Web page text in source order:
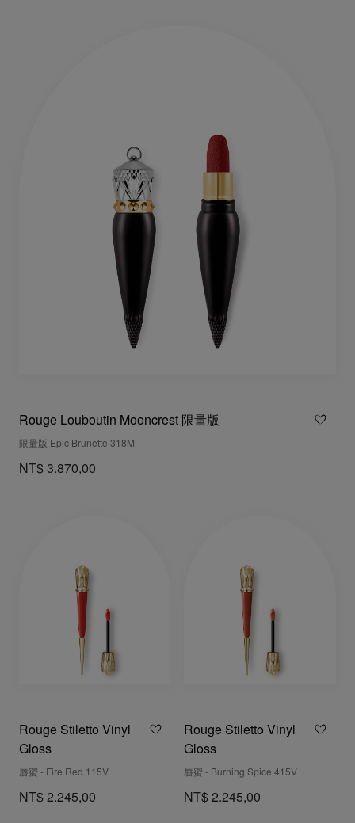
Rouge Louboutin Mooncrest 限量版
限量版 Epic Brunette 318M
NT$ 3.870,00
Rouge Stiletto Vinyl
Gloss
唇蜜 - Fire Red 115V
NT$ 2.245,00
Rouge Stiletto Vinyl
Gloss
唇蜜 - Burning Spice 415V
NT$ 2.245,00